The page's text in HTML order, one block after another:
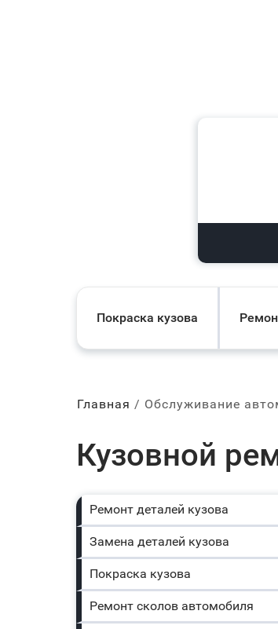
Покраска кузова
Главная Обслуживание
Кузовной
Ремонт деталей кузова
Замена деталей кузова
Покраска кузова
Ремонт сколов автомобиля